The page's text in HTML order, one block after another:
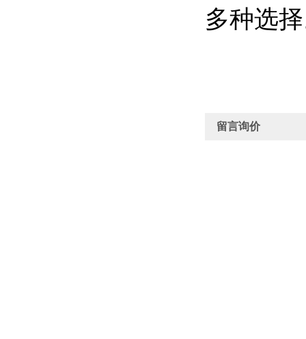
多种选
留言询价